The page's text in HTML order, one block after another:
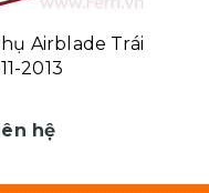
Airblade Trái
2013
hệ